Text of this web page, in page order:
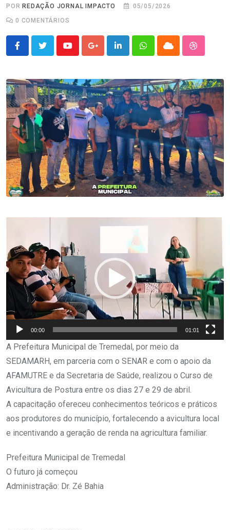
POR REDAÇÃO JORNAL IMPACTO
05/05/2026
0 COMENTÁRIOS
YoutubeGoogle+LinkedInWhatsappCloud
vídeo
00:00 01:01
A Prefeitura Municipal de Tremedal, por meio da
SEDAMARH, em parceria com o SENAR e com o apoio da
AFAMUTRE e da Secretaria de Saúde, realizou o Curso de
Avicultura de Postura entre os dias 27 e 29 de abril.
A capacitação ofereceu conhecimentos teóricos e práticos
aos produtores do município, fortalecendo a avicultura local
e incentivando a geração de renda na agricultura familiar.
Prefeitura Municipal de Tremedal
O futuro já começou
Administração: Dr. Zé Bahia